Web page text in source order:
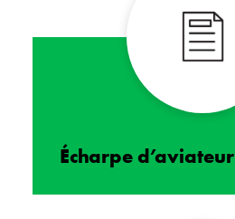
Écharpe d’aviateur